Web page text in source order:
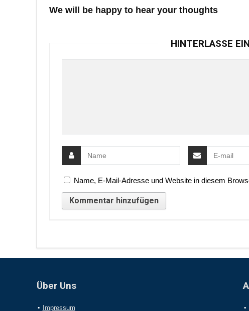
We will be happy to hear your thoughts
HINTERLASSE
Name, E-Mail-Adresse und Website in diesem
Über Uns
Impressum